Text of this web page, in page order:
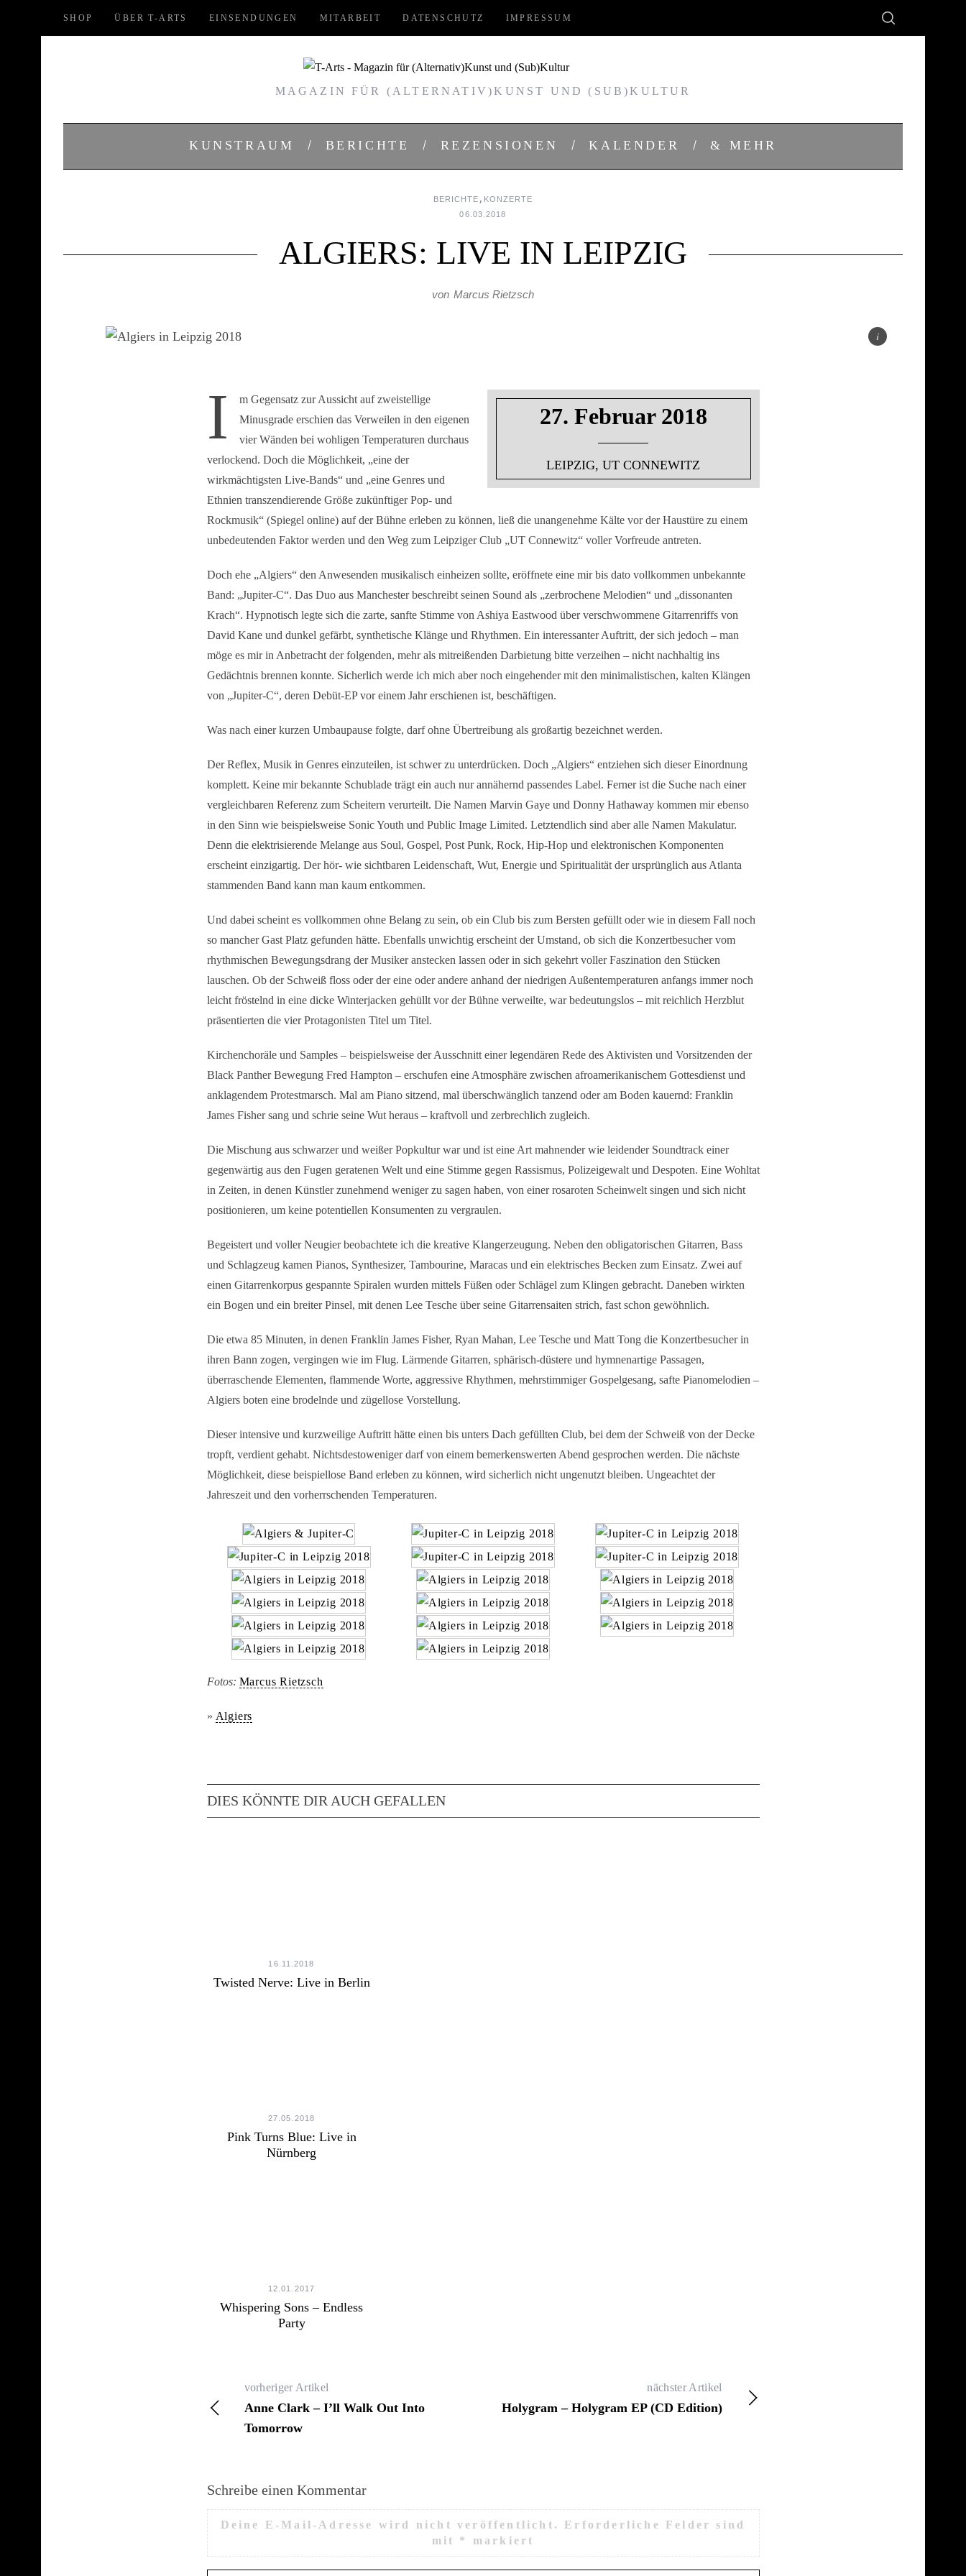
SHOP ÜBER T-ARTS EINSENDUNGEN MITARBEIT DATENSCHUTZ IMPRESSUM
MAGAZIN FÜR (ALTERNATIV)KUNST UND (SUB)KULTUR
KUNSTRAUM BERICHTE REZENSIONEN KALENDER & MEHR
BERICHTE , KONZERTE
06.03.2018
ALGIERS: LIVE IN LEIPZIG
von Marcus Rietzsch
27. Februar 2018
LEIPZIG, UT CONNEWITZ
I
m Gegensatz zur Aussicht auf zweistellige
Minusgrade erschien das Verweilen in den eigenen
vier Wänden bei wohligen Temperaturen durchaus
verlockend. Doch die Möglichkeit, „eine der
wirkmächtigsten Live-Bands“ und „eine Genres und
Ethnien transzendierende Größe zukünftiger Pop- und
Rockmusik“ (Spiegel online) auf der Bühne erleben zu können, ließ die unangenehme Kälte vor der Haustüre zu einem
unbedeutenden Faktor werden und den Weg zum Leipziger Club „UT Connewitz“ voller Vorfreude antreten.
Doch ehe „Algiers“ den Anwesenden musikalisch einheizen sollte, eröffnete eine mir bis dato vollkommen unbekannte
Band: „Jupiter-C“. Das Duo aus Manchester beschreibt seinen Sound als „zerbrochene Melodien“ und „dissonanten
Krach“. Hypnotisch legte sich die zarte, sanfte Stimme von Ashiya Eastwood über verschwommene Gitarrenriffs von
David Kane und dunkel gefärbt, synthetische Klänge und Rhythmen. Ein interessanter Auftritt, der sich jedoch – man
möge es mir in Anbetracht der folgenden, mehr als mitreißenden Darbietung bitte verzeihen – nicht nachhaltig ins
Gedächtnis brennen konnte. Sicherlich werde ich mich aber noch eingehender mit den minimalistischen, kalten Klängen
von „Jupiter-C“, deren Debüt-EP vor einem Jahr erschienen ist, beschäftigen.
Was nach einer kurzen Umbaupause folgte, darf ohne Übertreibung als großartig bezeichnet werden.
Der Reflex, Musik in Genres einzuteilen, ist schwer zu unterdrücken. Doch „Algiers“ entziehen sich dieser Einordnung
komplett. Keine mir bekannte Schublade trägt ein auch nur annähernd passendes Label. Ferner ist die Suche nach einer
vergleichbaren Referenz zum Scheitern verurteilt. Die Namen Marvin Gaye und Donny Hathaway kommen mir ebenso
in den Sinn wie beispielsweise Sonic Youth und Public Image Limited. Letztendlich sind aber alle Namen Makulatur.
Denn die elektrisierende Melange aus Soul, Gospel, Post Punk, Rock, Hip-Hop und elektronischen Komponenten
erscheint einzigartig. Der hör- wie sichtbaren Leidenschaft, Wut, Energie und Spiritualität der ursprünglich aus Atlanta
stammenden Band kann man kaum entkommen.
Und dabei scheint es vollkommen ohne Belang zu sein, ob ein Club bis zum Bersten gefüllt oder wie in diesem Fall noch
so mancher Gast Platz gefunden hätte. Ebenfalls unwichtig erscheint der Umstand, ob sich die Konzertbesucher vom
rhythmischen Bewegungsdrang der Musiker anstecken lassen oder in sich gekehrt voller Faszination den Stücken
lauschen. Ob der Schweiß floss oder der eine oder andere anhand der niedrigen Außentemperaturen anfangs immer noch
leicht fröstelnd in eine dicke Winterjacken gehüllt vor der Bühne verweilte, war bedeutungslos – mit reichlich Herzblut
präsentierten die vier Protagonisten Titel um Titel.
Kirchenchoräle und Samples – beispielsweise der Ausschnitt einer legendären Rede des Aktivisten und Vorsitzenden der
Black Panther Bewegung Fred Hampton – erschufen eine Atmosphäre zwischen afroamerikanischem Gottesdienst und
anklagendem Protestmarsch. Mal am Piano sitzend, mal überschwänglich tanzend oder am Boden kauernd: Franklin
James Fisher sang und schrie seine Wut heraus – kraftvoll und zerbrechlich zugleich.
Die Mischung aus schwarzer und weißer Popkultur war und ist eine Art mahnender wie leidender Soundtrack einer
gegenwärtig aus den Fugen geratenen Welt und eine Stimme gegen Rassismus, Polizeigewalt und Despoten. Eine Wohltat
in Zeiten, in denen Künstler zunehmend weniger zu sagen haben, von einer rosaroten Scheinwelt singen und sich nicht
positionieren, um keine potentiellen Konsumenten zu vergraulen.
Begeistert und voller Neugier beobachtete ich die kreative Klangerzeugung. Neben den obligatorischen Gitarren, Bass
und Schlagzeug kamen Pianos, Synthesizer, Tambourine, Maracas und ein elektrisches Becken zum Einsatz. Zwei auf
einen Gitarrenkorpus gespannte Spiralen wurden mittels Füßen oder Schlägel zum Klingen gebracht. Daneben wirkten
ein Bogen und ein breiter Pinsel, mit denen Lee Tesche über seine Gitarrensaiten strich, fast schon gewöhnlich.
Die etwa 85 Minuten, in denen Franklin James Fisher, Ryan Mahan, Lee Tesche und Matt Tong die Konzertbesucher in
ihren Bann zogen, vergingen wie im Flug. Lärmende Gitarren, sphärisch-düstere und hymnenartige Passagen,
überraschende Elementen, flammende Worte, aggressive Rhythmen, mehrstimmiger Gospelgesang, safte Pianomelodien –
Algiers boten eine brodelnde und zügellose Vorstellung.
Dieser intensive und kurzweilige Auftritt hätte einen bis unters Dach gefüllten Club, bei dem der Schweiß von der Decke
tropft, verdient gehabt. Nichtsdestoweniger darf von einem bemerkenswerten Abend gesprochen werden. Die nächste
Möglichkeit, diese beispiellose Band erleben zu können, wird sicherlich nicht ungenutzt bleiben. Ungeachtet der
Jahreszeit und den vorherrschenden Temperaturen.
Fotos: Marcus Rietzsch
» Algiers
DIES KÖNNTE DIR AUCH GEFALLEN
16.11.2018
Twisted Nerve: Live in Berlin
27.05.2018
Pink Turns Blue: Live in
Nürnberg
12.01.2017
Whispering Sons – Endless
Party
vorheriger Artikel
Anne Clark – I’ll Walk Out Into
Tomorrow
nächster Artikel
Holygram – Holygram EP (CD Edition)
Schreibe einen Kommentar
Deine E-Mail-Adresse wird nicht veröffentlicht.
Erforderliche Felder sind
mit * markiert